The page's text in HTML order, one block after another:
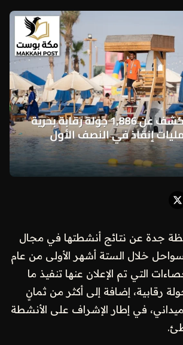
جدة عن نتائج أنشطتها في مجال
خلال الستة أشهر الأولى من عام
التي تم الإعلان عنها تنفيذ ما
رقابية، إضافة إلى أكثر من ثمانٍ
في إطار الإشراف على الأنشطة